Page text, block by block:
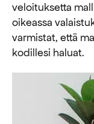
veloituksetta
oikeassa
varmistat, että
kodillesi haluat.